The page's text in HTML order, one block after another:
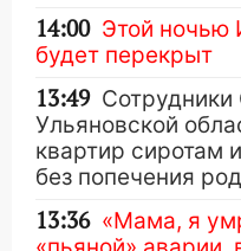
14:00 Этой ночью
будет перекрыт
13:49
Ульяновской
квартир сиротам
без попечения
13:36 «Мама, я